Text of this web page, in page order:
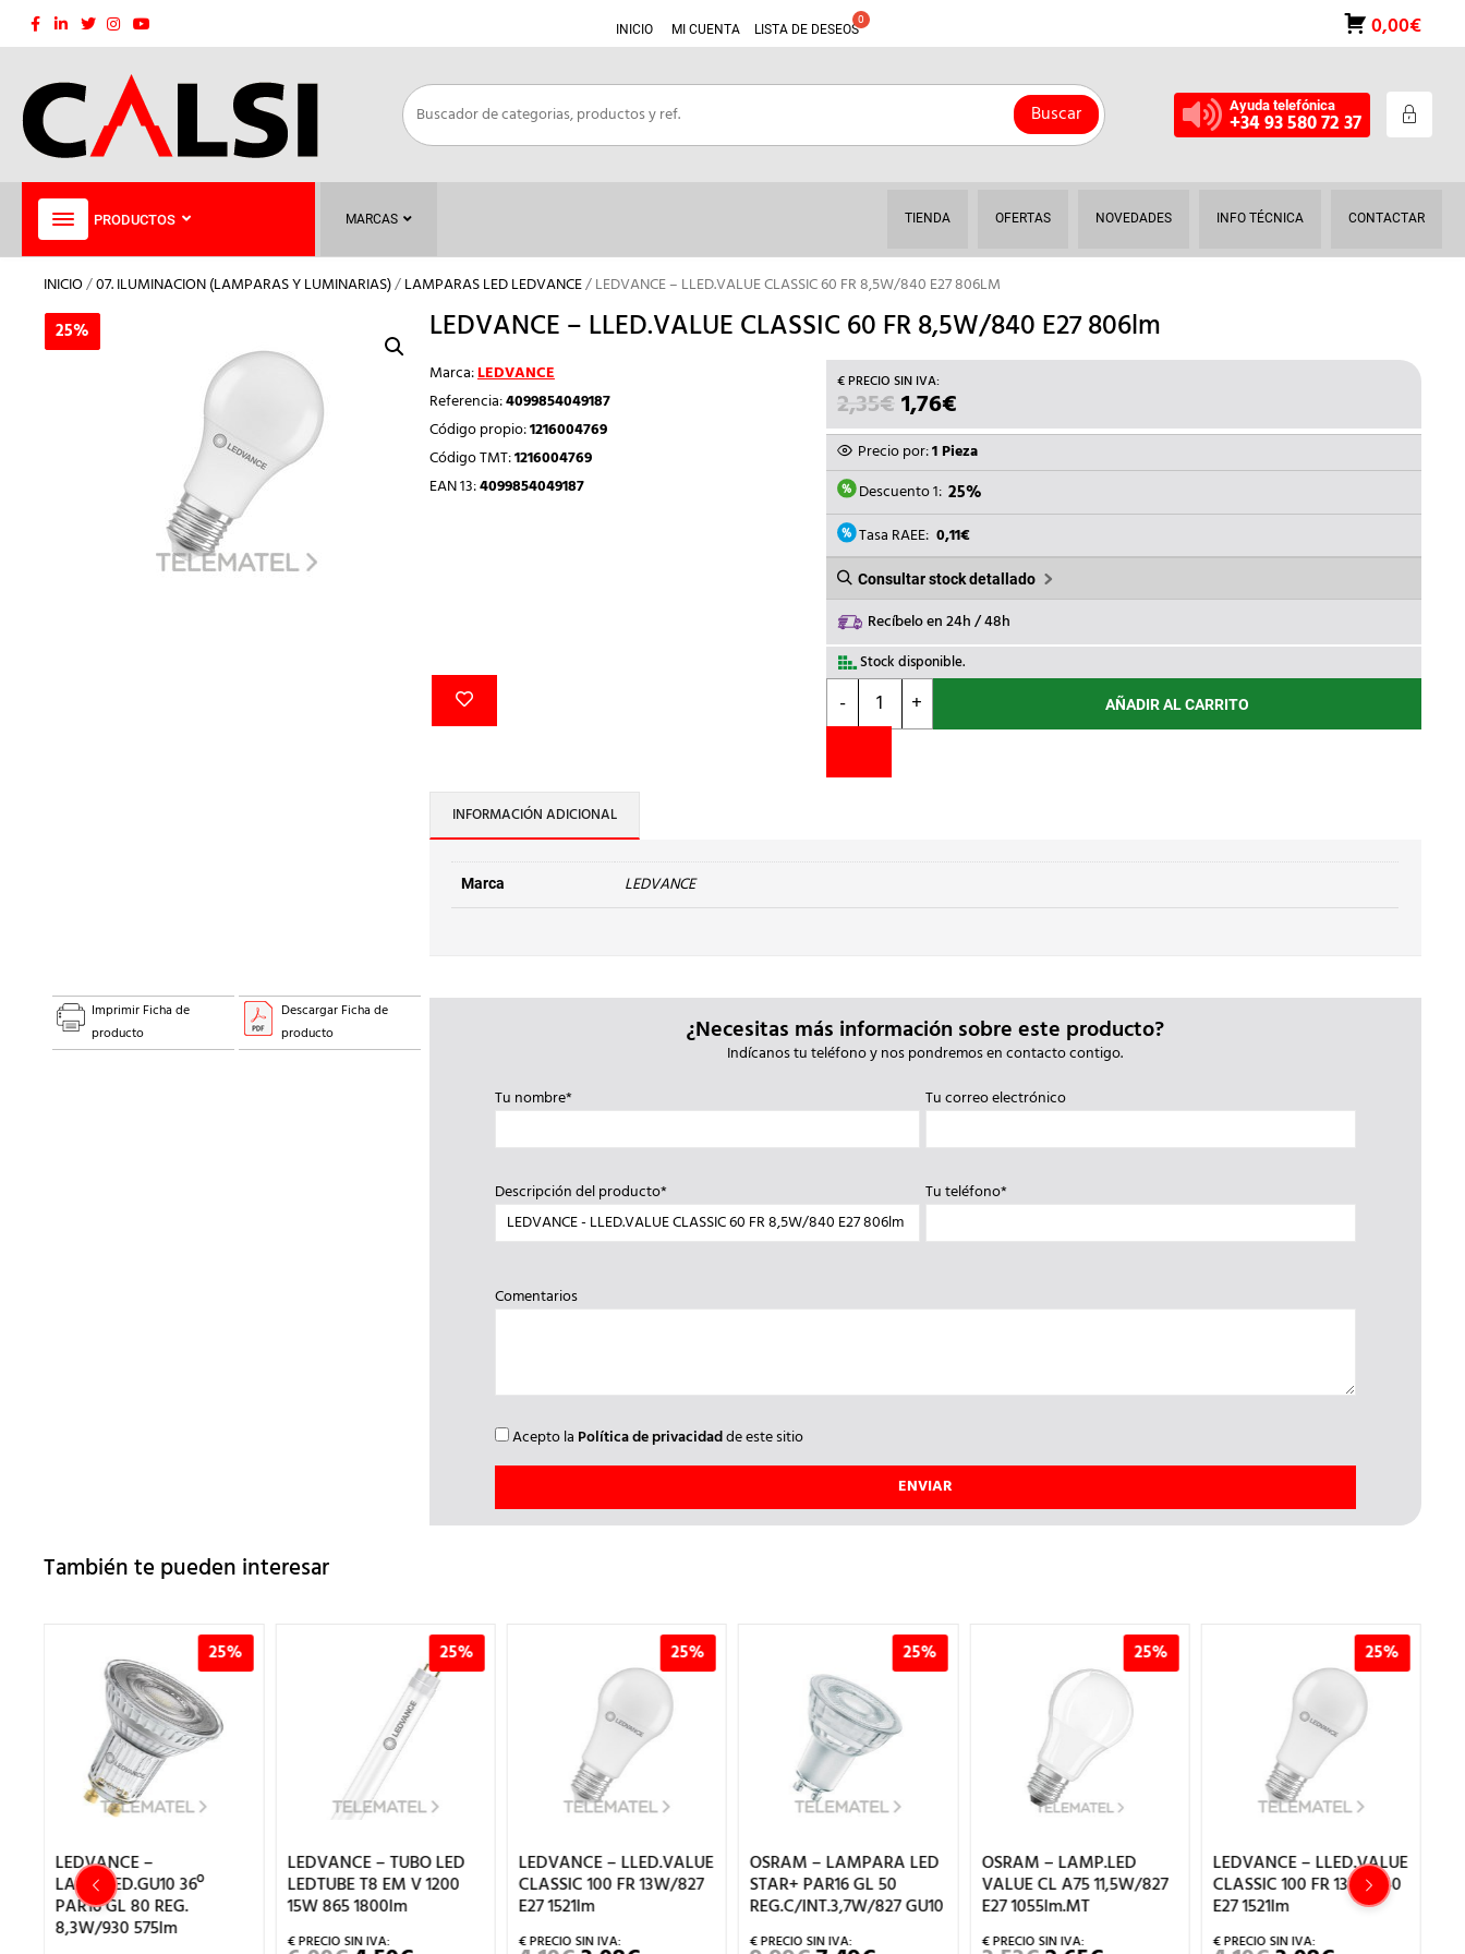
Saltar
INICIO MI CUENTA LISTA DE DESEOS 0,00€
Buscar Ayuda telefónica
+34 93 580 72 37
PRODUCTOS MARCAS TIENDA OFERTAS NOVEDADES INFO TÉCNICA CONTACTAR
INICIO/07. ILUMINACION (LAMPARAS Y LUMINARIAS)/LAMPARAS LED LEDVANCE/ LEDVANCE – LLED.VALUE CLASSIC 60 FR 8,5W/840 E27 806LM
25% LEDVANCE – LLED.VALUE CLASSIC 60 FR 8,5W/840 E27 806lm
Marca:LEDVANCE
Referencia:4099854049187
Código propio:1216004769
Código TMT:1216004769
EAN 13:4099854049187
2,35€ EL
PRECIO
ORIGINAL
ERA:
2,35€.
1,76€EL
PRECIO
ACTUAL
ES:
1,76€.
Precio por:1 Pieza
Descuento 1: 25%
Tasa RAEE: 0,11€
Consultar stock detallado
Recíbelo en 24h / 48h
Stock disponible.
-
LEDVANCE
LLED.VALUE
60
+ AÑADIR AL CARRITO
INFORMACIÓN ADICIONAL
Marca LEDVANCE
25%
Imprimir Ficha de
producto
Descargar Ficha de
producto
¿Necesitas más información sobre este producto?
Indícanos tu teléfono y nos pondremos en contacto contigo.
Tu nombre*
Tu correo electrónico
Descripción del producto* Tu teléfono*
Comentarios
Acepto la Política de privacidadde este sitio
También te pueden interesar
25%
LEDVANCE –
LAMP.LED.GU10 36º
PAR16 GL 80 REG.
8,3W/930 575lm
25%
LEDVANCE – TUBO LED
LEDTUBE T8 EM V 1200
15W 865 1800lm
25%
LEDVANCE – LLED.VALUE
CLASSIC 100 FR 13W/827
E27 1521lm
25%
OSRAM – LAMPARA LED
STAR+ PAR16 GL 50
REG.C/INT.3,7W/827 GU10
25%
OSRAM – LAMP.LED
VALUE CL A75 11,5W/827
E27 1055lm.MT
25%
LEDVANCE – LLED.VALUE
CLASSIC 100 FR 13W/840
E27 1521lm